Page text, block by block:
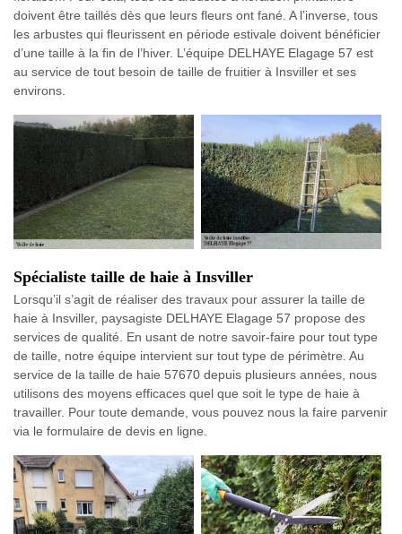
doivent être taillés dès que leurs fleurs ont fané. A l’inverse, tous
les arbustes qui fleurissent en période estivale doivent bénéficier
d’une taille à la fin de l’hiver. L’équipe DELHAYE Elagage 57 est
au service de tout besoin de taille de fruitier à Insviller et ses
environs.
Spécialiste taille de haie à Insviller
Lorsqu’il s’agit de réaliser des travaux pour assurer la taille de
haie à Insviller, paysagiste DELHAYE Elagage 57 propose des
services de qualité. En usant de notre savoir-faire pour tout type
de taille, notre équipe intervient sur tout type de périmètre. Au
service de la taille de haie 57670 depuis plusieurs années, nous
utilisons des moyens efficaces quel que soit le type de haie à
travailler. Pour toute demande, vous pouvez nous la faire parvenir
via le formulaire de devis en ligne.